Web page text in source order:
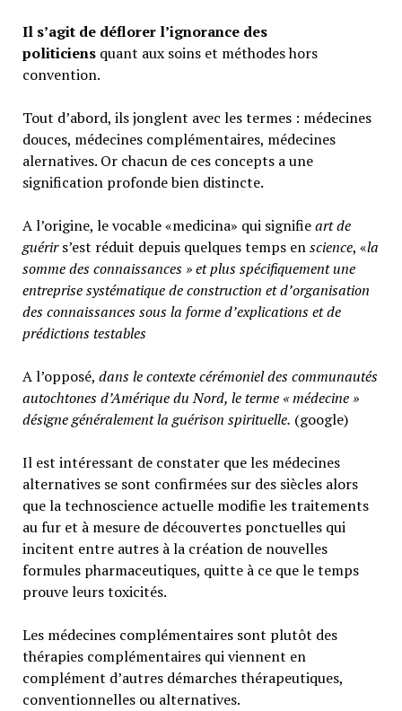
Il s’agit de déflorer l’ignorance des
politiciensquant aux soins et méthodes hors
convention.
Tout d’abord, ils jonglent avec les termes : médecines
douces, médecines complémentaires, médecines
alernatives. Or chacun de ces concepts a une
signification profonde bien distincte.
A l’origine, le vocable «medicina» qui signifieart de
guérirs’est réduit depuis quelques temps enscience, «la
somme des connaissances » et plus spécifiquement une
entreprise systématique de construction et d’organisation
des connaissances sous la forme d’explications et de
prédictions testables
A l’opposé, dans le contexte cérémoniel des communautés
autochtones d’Amérique du Nord, le terme « médecine »
désigne généralementla guérison spirituelle. (google)
Il est intéressant de constater que les médecines
alternatives se sont confirmées sur des siècles alors
que la technoscience actuelle modifie les traitements
au fur et à mesure de découvertes ponctuelles qui
incitent entre autres à la création de nouvelles
formules pharmaceutiques, quitte à ce que le temps
prouve leurs toxicités.
Les médecines complémentaires sont plutôt des
thérapies complémentaires qui viennent en
complément d’autres démarches thérapeutiques,
conventionnelles ou alternatives.